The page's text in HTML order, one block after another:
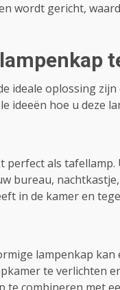
wordt gericht,
ideale oplossing
ideeën hoe u deze
perfect als
bureau,
in de kamer en
lampenkap
te verlichten